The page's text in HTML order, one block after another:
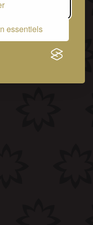
essentiels